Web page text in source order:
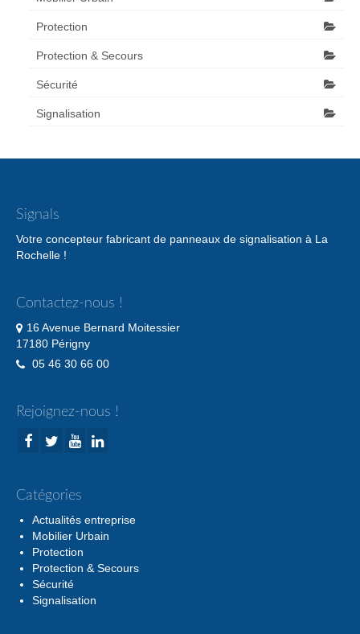
Protection
Protection & Secours
Sécurité
Signalisation
Signals
Votre concepteur fabricant de panneaux de signalisation à La
Rochelle !
Contactez-nous !
16 Avenue Bernard Moitessier
17180 Périgny
05 46 30 66 00
Rejoignez-nous !
Catégories
Actualités entreprise
Mobilier Urbain
Protection
Protection & Secours
Sécurité
Signalisation